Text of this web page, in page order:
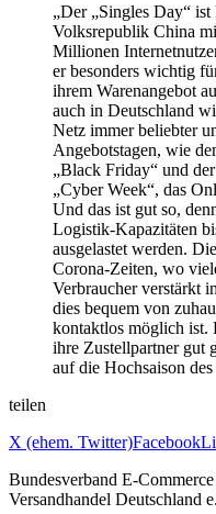
„Der „Singles Day“
Volksrepublik China
Millionen
er besonders wichtig
ihrem Warenangebot
auch in Deutschland
Netz immer beliebter
Angebotstagen, wie
„Black Friday“ und
„Cyber Week“, das
Und das ist gut so,
Logistik-Kapazitäten
ausgelastet werden.
Corona-Zeiten, wo
Verbraucher verstärkt
dies bequem von
kontaktlos möglich ist.
ihre Zustellpartner gut
auf die Hochsaison des
teilen
X (ehem. Twitter)Facebook
Bundesverband E-
Versandhandel Deutschland